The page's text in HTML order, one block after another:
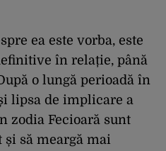
ea este vorba, este
în relație, până
ă o lungă perioadă în
i lipsa de implicare a
zodia Fecioară sunt
și să meargă mai